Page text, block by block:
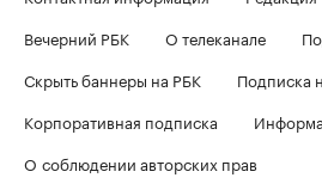
Вечерний РБК
О телеканале
Скрыть баннеры на РБК
Подписка
Корпоративная подписка
О соблюдении авторских прав